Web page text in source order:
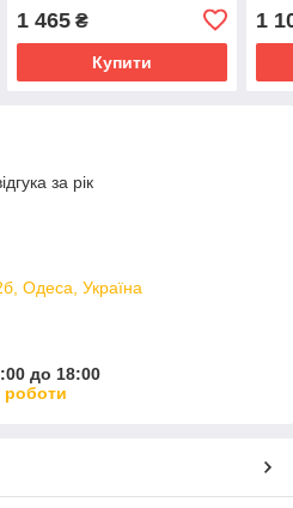
1 465₴
Купити
1
за рік
Одеса, Україна
до 18:00
роботи